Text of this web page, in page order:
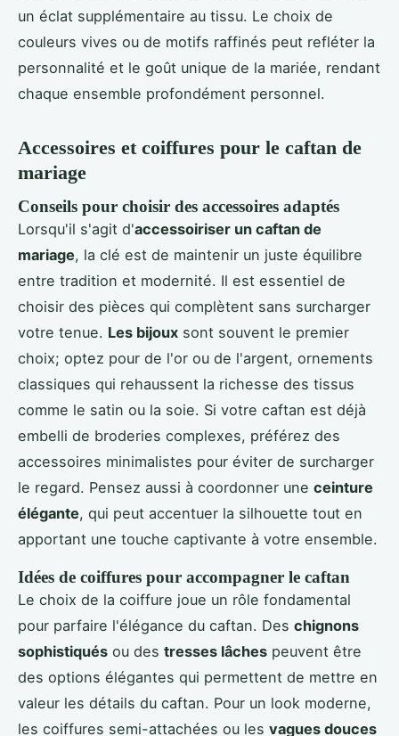
un éclat supplémentaire au tissu. Le choix de
couleurs vives ou de motifs raffinés peut refléter la
personnalité et le goût unique de la mariée, rendant
chaque ensemble profondément personnel.
Accessoires et coiffures pour le caftan de
mariage
Conseils pour choisir des accessoires adaptés
Lorsqu'il s'agit d'accessoiriser un caftan de
mariage, la clé est de maintenir un juste équilibre
entre tradition et modernité. Il est essentiel de
choisir des pièces qui complètent sans surcharger
votre tenue. Les bijoux sont souvent le premier
choix; optez pour de l'or ou de l'argent, ornements
classiques qui rehaussent la richesse des tissus
comme le satin ou la soie. Si votre caftan est déjà
embelli de broderies complexes, préférez des
accessoires minimalistes pour éviter de surcharger
le regard. Pensez aussi à coordonner une ceinture
élégante, qui peut accentuer la silhouette tout en
apportant une touche captivante à votre ensemble.
Idées de coiffures pour accompagner le caftan
Le choix de la coiffure joue un rôle fondamental
pour parfaire l'élégance du caftan. Des chignons
sophistiqués ou des tresses lâches peuvent être
des options élégantes qui permettent de mettre en
valeur les détails du caftan. Pour un look moderne,
les coiffures semi-attachées ou les vagues douces